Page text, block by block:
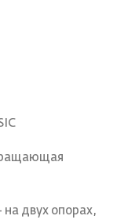
двух опорах,